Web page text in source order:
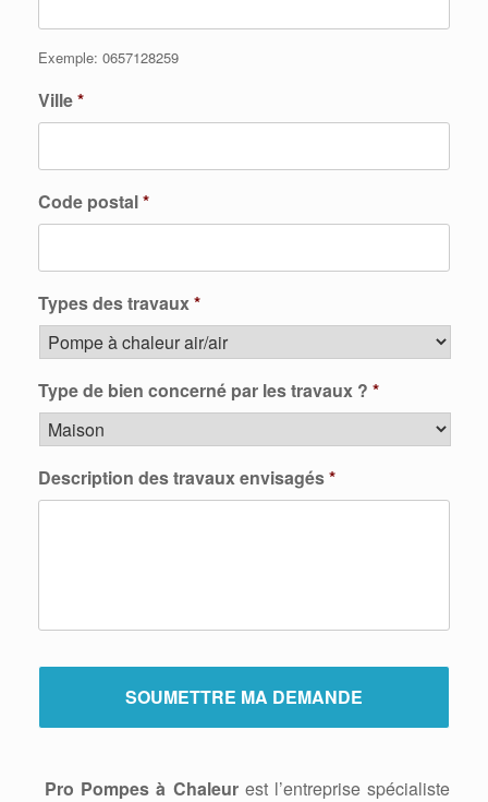
Exemple: 0657128259
Ville*
Code postal*
Types des travaux*
Type de bien concerné par les travaux ? *
Description des travaux envisagés*
Pro Pompes à Chaleurest l’entreprise spécialiste